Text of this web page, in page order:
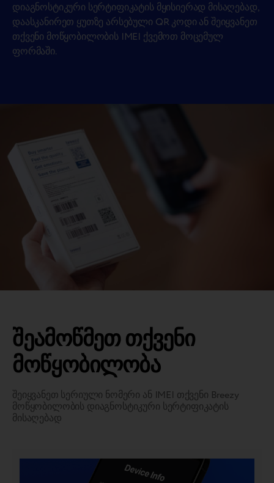
დიაგნოსტიკური სერტიფიკატის მყისიერად მისაღებად,
დაასკანირეთ ყუთზე არსებული QR კოდი ან შეიყვანეთ
თქვენი მოწყობილობის IMEI ქვემოთ მოცემულ
ფორმაში.
შეამოწმეთ თქვენი
მოწყობილობა
შეიყვანეთ სერიული ნომერი ან IMEI თქვენი Breezy
მოწყობილობის დიაგნოსტიკური სერტიფიკატის
მისაღებად